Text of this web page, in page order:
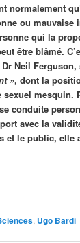
normalement
ou mauvaise
qui la
être blâmé.
Neil
», dont la
sexuel mesquin.
conduite
avec la
et le public, elle
, Ugo Bardi